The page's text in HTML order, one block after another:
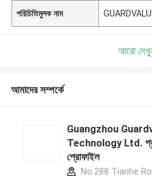
পরিচিতিমুলক নাম
আরো
আমাদের সম্পর্কে
Guangzhou
Technology Ltd.
প্রোফাইল
No.288 Tianhe